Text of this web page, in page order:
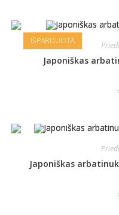
IŠPARDUOTA
Japoniškas
Japoniškas